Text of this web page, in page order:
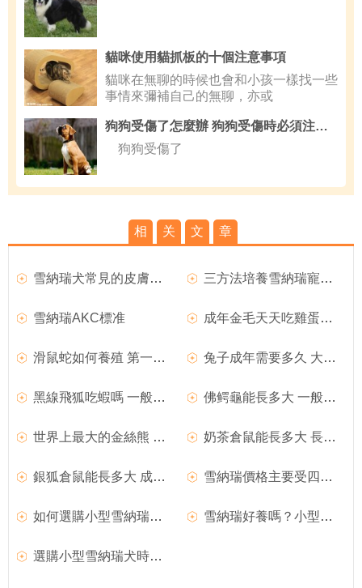
貓咪使用貓抓板的十個注意事項
貓咪在無聊的時候也會和小孩一樣找一些
事情來彌補自己的無聊，亦或
狗狗受傷了怎麼辦 狗狗受傷時必須注意事項
狗狗受傷了
相 关 文 章
雪納瑞犬常見的皮膚病及治療 三方法培養雪納瑞寵物狗的好性格
雪納瑞AKC標准 成年金毛天天吃雞蛋可以?
滑鼠蛇如何養殖 第一次養殖建議買成年蛇 兔子成年需要多久 大約半年就可以成年
黑線飛狐吃蝦嗎 一般成年蝦是不吃的 佛鳄龜能長多大 一般成年體型殼長31~46厘米
世界上最大的金絲熊 金絲熊成年體重0.2公斤 奶茶倉鼠能長多大 長到成年人掌心的一半
銀狐倉鼠能長多大 成年後大約有8到11厘米 雪納瑞價格主要受四個因素影響
如何選購小型雪納瑞犬及價格 雪納瑞好養嗎？小型雪納瑞犬該如何選購
選購小型雪納瑞犬時須知